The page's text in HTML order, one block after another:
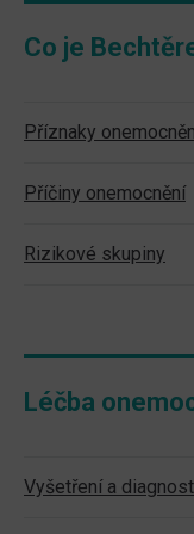
Co je
Příznaky
Příčiny onemocnění
Rizikové skupiny
Léčba
Vyšetření a